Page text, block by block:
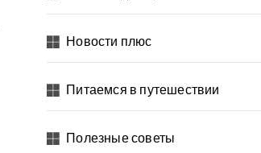
Новости плюс
Питаемся в путешествии
Полезные советы